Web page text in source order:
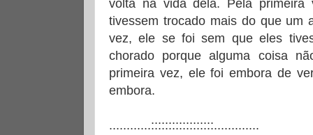
volta na vida dela. Pela
tivessem trocado mais do que um
vez, ele se foi sem que eles
chorado porque alguma coisa
primeira vez, ele foi embora de
embora.
............::::::::::::::::::.............